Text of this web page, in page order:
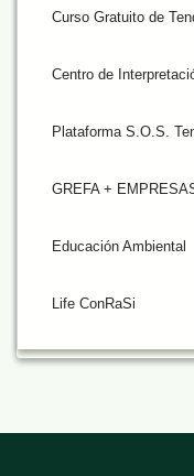
Curso Gratuito de
Centro de
Plataforma S.O.S.
GREFA +
Educación Ambiental
Life ConRaSi